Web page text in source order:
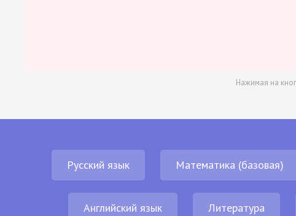
Нажимая на
Русский язык Математика (базовая)
Английский язык Литература